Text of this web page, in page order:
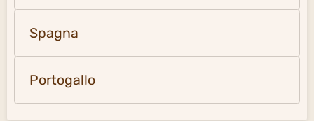
Spagna
Portogallo